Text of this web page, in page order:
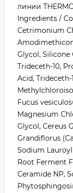
линии
Ingredients /
Cetrimonium
Glycol, Silicone
Trideceth-10,
Acid, Trideceth-
Fucus
Magnesium
Glycol, Cereus
Grandiflorus
Sodium
Root Ferment
Ceramide NP,